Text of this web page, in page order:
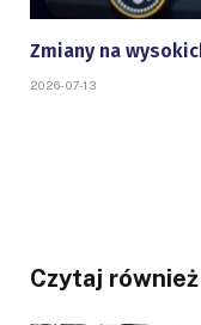
Zmiany na
2026-07-13
Czytaj również